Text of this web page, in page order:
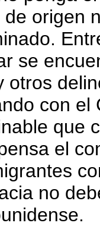
de origen
se
otros
con el
que
el
no